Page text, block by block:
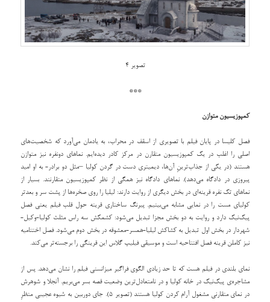
تصویر 4
***
کمپوزیسیون متوازن
فصل کلیسا در پایان فیلم با تصویری از اسقف در محراب، به یادمان می‌آورد که شخصیت‌های
اصلی را اغلب در یک کمپوزیسیون متقارن در مرکز کادر دیده‌ایم. نماهای دونفره نیز متوازن
هستند (در یکی از جذاب‌ترینِ آن‌ها، دیمیتری دست در گردن کولیا –مثل دو برادر- به او امید
پیروزی در دادگاه می‌دهد). نماهای دادگاه نیز همگی از نظر کمپوزیسیون متقارنند. بسیار از
نماهای تک نفره قرینه‌ای در بخش دیگری از روایت دارند: لیلیا را روی صخره‌ها از پشت سر و بعدتر
کولیای مست را در نمایی مشابه می‌بینیم. پیرنگ ساختاری قرینه حول قلب فیلم یعنی فصل
پیک‌نیک دارد و روایت به دو بخش مجزا تبدیل می‌شود: کشمکش سه راس مثلث کولیا-وکیل-
شهردار در بخش اول تبدیل به کشاکش لیلیا-همسر-معشوقه در بخش دوم می‌شود. فصل اختتامیه
نیز کاملن قرینه فصل افتتاحیه است و موسیقی فیلیپ گلاس این قرینگی را برجسته‌تر می‌کند.
نمای بلندی در فیلم هست که تا حد زیادی الگوی فراگیر میزانسنی فیلم را نشان می‌دهد. پس از
مشاجره‌ی پیک‌نیک در خانه کولیا و در نامتعادل‌ترین وضعیت قصه بسر می‌بریم. آنجلا و شوهرش
در نمای متقارنی مشغول آرام کردن کولیا هستند (تصویر 5). جای دوربین به شیوه عجیبی منظرِ